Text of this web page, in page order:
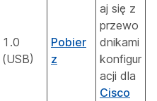
1.0
(USB)
Pobier
z
aj się z
przewo
dnikami
konfigur
acji dla
Cisco